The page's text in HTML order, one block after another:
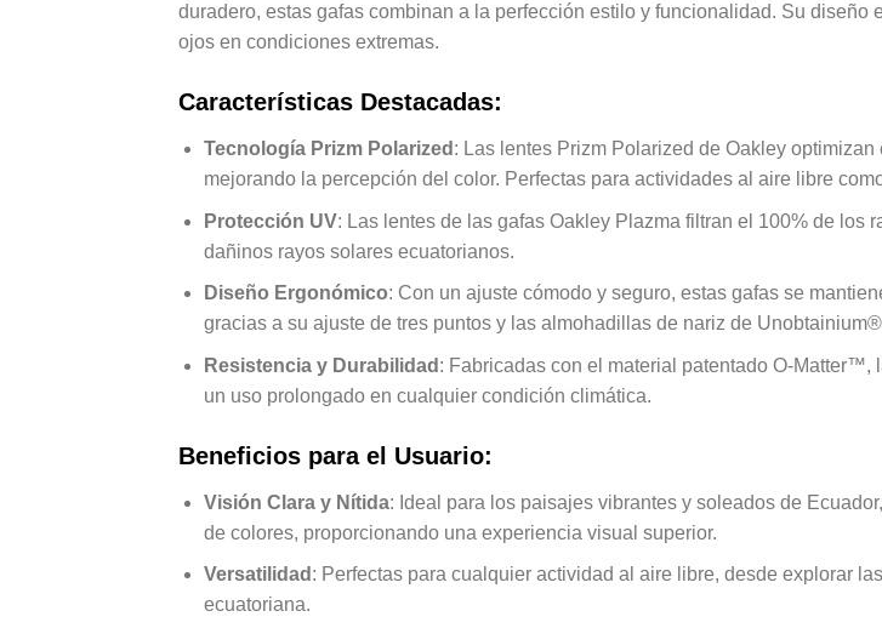
duradero, estas gafas combinan a la perfección estilo y funcionalidad. Su
ojos en condiciones extremas.
Características Destacadas:
Tecnología Prizm Polarized : Las lentes Prizm Polarized de Oakley
mejorando la percepción del color. Perfectas para actividades al aire libre
Protección UV: Las lentes de las gafas Oakley Plazma filtran el 100% de los
dañinos rayos solares ecuatorianos.
Diseño Ergonómico: Con un ajuste cómodo y seguro, estas gafas se
gracias a su ajuste de tres puntos y las almohadillas de nariz de
Resistencia y Durabilidad : Fabricadas con el material patentado O-Matter™,
un uso prolongado en cualquier condición climática.
Beneficios para el Usuario:
Visión Clara y Nítida: Ideal para los paisajes vibrantes y soleados de
de colores, proporcionando una experiencia visual superior.
Versatilidad : Perfectas para cualquier actividad al aire libre, desde explorar
ecuatoriana.